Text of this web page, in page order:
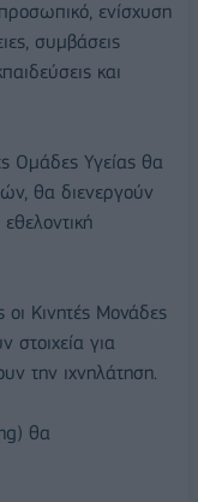
ενίσχυση
συμβάσεις
και
Ομάδες Υγείας θα
θα διενεργούν
Κινητές Μονάδες
στοιχεία για
την ιχνηλάτηση.
θα